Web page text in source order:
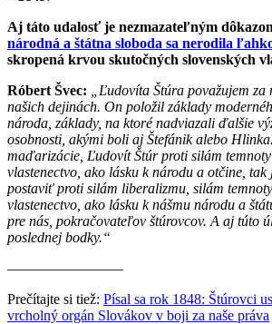
Aj táto udalosť je nezmazateľným
národná a štátna sloboda sa nerodila
skropená krvou skutočných slovenských
Róbert Švec:
„Ľudovíta Štúra považujem
našich dejinách. On položil základy
národa, základy, na ktoré nadviazali ďalšie
osobnosti, akými boli aj Štefánik alebo
maďarizácie, Ľudovít Štúr proti silám
vlastenectvo, ako lásku k národu a otčine, tak
postaviť proti silám liberalizmu, silám
vlastenectvo, ako lásku k nášmu národu a
pre nás, pokračovateľov štúrovcov. A aj túto
poslednej bodky.“
————————
Prečítajte si tiež: Písal sa rok 1848: Štúrovci
vrcholný orgán Slovákov v boji za naše práva